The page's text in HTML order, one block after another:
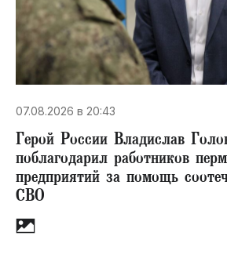
07.08.2026 в 20:43
Герой России Владислав
поблагодарил работников
предприятий за помощь
СВО